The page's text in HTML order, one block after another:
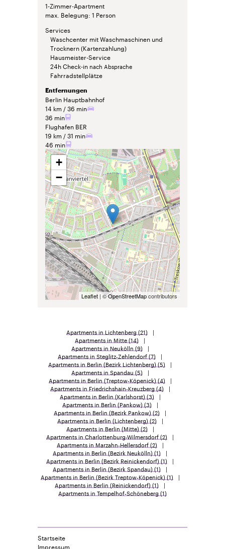
1-Zimmer-Apartment
max. Belegung 1 Person
Services
Waschcenter mit Waschmaschinen und
Trocknern (Kartenzahlung)
Hausmeister-Service
24h Check-in nach Absprache
Fahrradstellplätze
Entfernungen
Berlin Hauptbahnhof
14 km
36 min
36 min
Flughafen BER
19 km
31 min
46 min
+
−
Leaflet | ©OpenStreetMapcontributors
Apartments in Lichtenberg (21)
Apartments in Mitte(14)
Apartments in Neukölln (9)
Apartments in Steglitz-Zehlendorf(7)
Apartments in Berlin (Bezirk Lichtenberg) (5)
Apartments in Spandau (5)
Apartments in Berlin (Treptow-Köpenick) (4)
Apartments in Friedrichshain-Kreuzberg (4)
Apartments in Berlin (Karlshorst) (3)
Apartments in Berlin (Pankow) (3)
Apartments in Berlin (Bezirk Pankow) (2)
Apartments in Berlin (Lichtenberg) (2)
Apartments in Berlin (Mitte) (2)
Apartments in Charlottenburg-Wilmersdorf(2)
Apartments in Marzahn-Hellersdorf(2)
Apartments in Berlin (Bezirk Neukölln) (1)
Apartments in Berlin (Bezirk Reinickendorf) (1)
Apartments in Berlin (Bezirk Spandau) (1)
Apartments in Berlin (Bezirk Treptow-Köpenick) (1)
Apartments in Berlin (Reinickendorf) (1)
Apartments in Tempelhof-Schöneberg (1)
Startseite
Impressum